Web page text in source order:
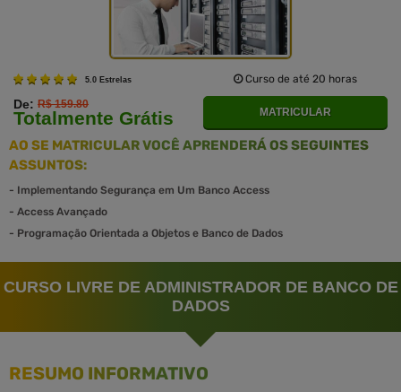
5.0 Estrelas Curso de até 20 horas
De: R$ 159.80
Totalmente Grátis MATRICULAR
AO SE MATRICULAR VOCÊ APRENDERÁ OS SEGUINTES
ASSUNTOS:
- Implementando Segurança em Um Banco Access
- Access Avançado
- Programação Orientada a Objetos e Banco de Dados
CURSO LIVRE DE ADMINISTRADOR DE BANCO DE
DADOS
RESUMO INFORMATIVO